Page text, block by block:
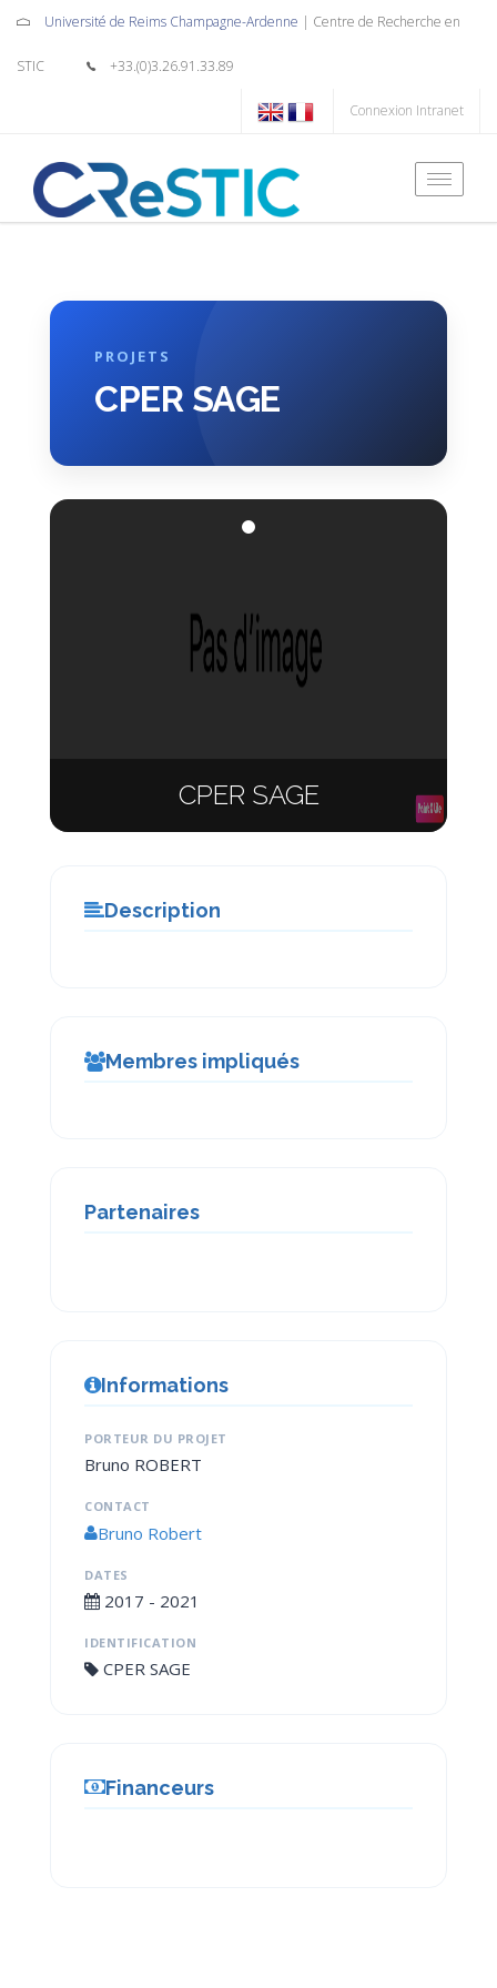
Université de Reims Champagne-Ardenne | Centre de Recherche en
STIC +33.(0)3.26.91.33.89
Connexion Intranet
Toggle
PROJETS
CPER SAGE
CPER SAGE
Description
Membres impliqués
Partenaires
Informations
PORTEUR DU PROJET
Bruno ROBERT
CONTACT
Bruno Robert
DATES
2017 - 2021
IDENTIFICATION
CPER SAGE
Financeurs